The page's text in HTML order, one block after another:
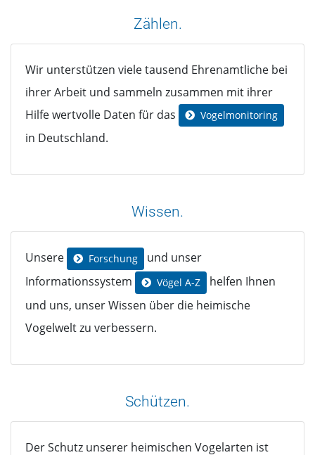
Zählen.
Wir unterstützen viele tausend Ehrenamtliche bei
ihrer Arbeit und sammeln zusammen mit ihrer
Hilfe wertvolle Daten für das
Vogelmonitoring
in Deutschland.
Wissen.
Unsere Forschung
und unser
Informationssystem
Vögel A-Z
helfen Ihnen
und uns, unser Wissen über die heimische
Vogelwelt zu verbessern.
Schützen.
Der Schutz unserer heimischen Vogelarten ist